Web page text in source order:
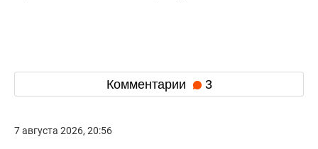
Комментарии 3
7 августа 2026, 20:56